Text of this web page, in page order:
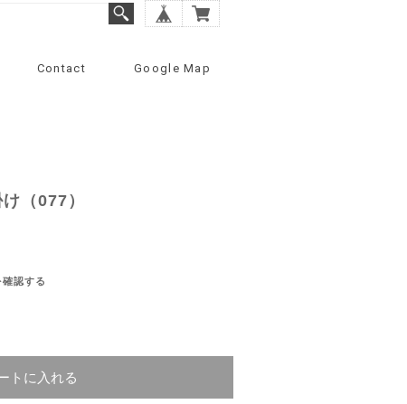
Contact Google Map
（077）
認する
トに入れる